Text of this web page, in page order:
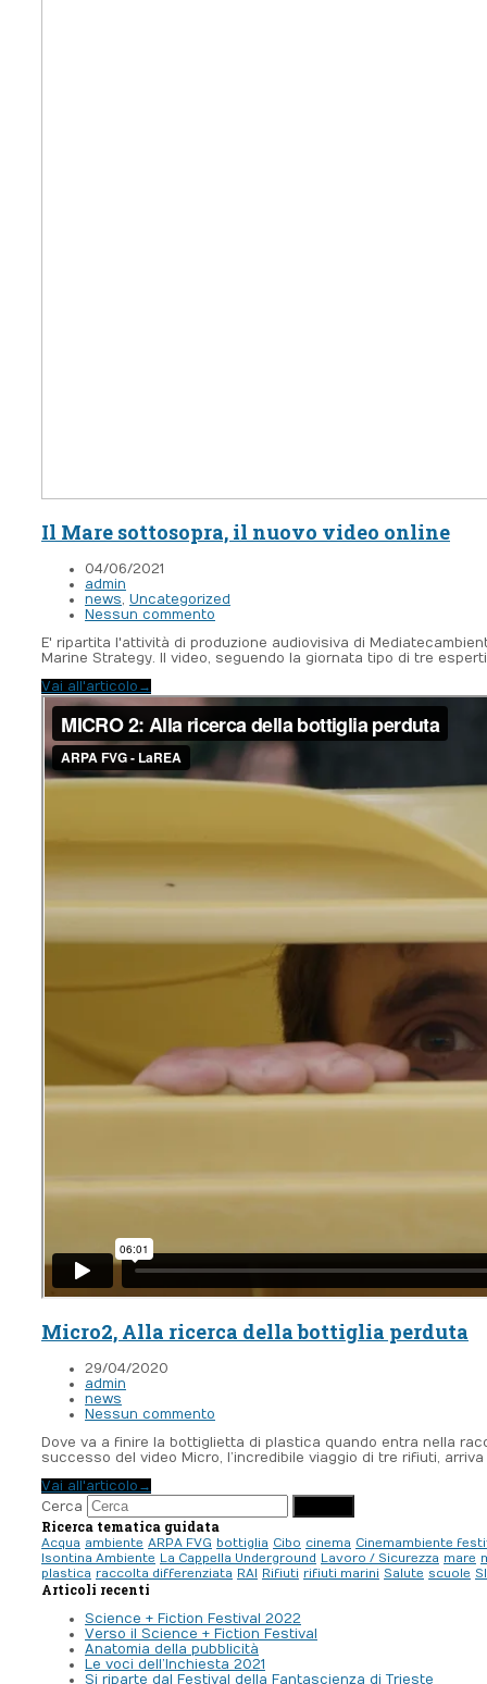
Il Mare sottosopra, il nuovo video online
04/06/2021
admin
news, Uncategorized
Nessun commento
E' ripartita l'attività di produzione audiovisiva di
Marine Strategy. Il video, seguendo la giornata tipo di tre
Vai all'articolo →
Micro2, Alla ricerca della bottiglia perduta
29/04/2020
admin
news
Nessun commento
Dove va a finire la bottiglietta di plastica quando entra nella
successo del video Micro, l’incredibile viaggio di tre rifiuti,
Vai all'articolo →
Cerca
Ricerca tematica guidata
Acqua ambiente ARPA FVG bottiglia Cibo cinema Cinemambiente
Isontina Ambiente La Cappella Underground Lavoro / Sicurezza mare
plastica raccolta differenziata RAI Rifiuti rifiuti marini Salute scuole
Articoli recenti
Science + Fiction Festival 2022
Verso il Science + Fiction Festival
Anatomia della pubblicità
Le voci dell’Inchiesta 2021
Si riparte dal Festival della Fantascienza di Trieste